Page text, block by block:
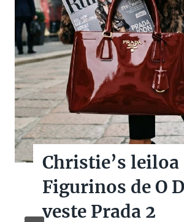
Christie’s leiloa
Figurinos de O
veste Prada 2